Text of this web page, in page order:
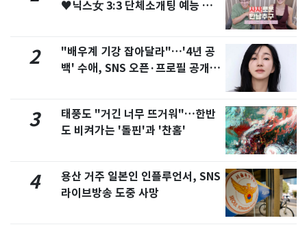
♥닉스女 3:3 단체소개팅 예능 화
2
"배우계 기강 잡아달라"…'4년 공
백' 수애, SNS 오픈·프로필 공개
3
태풍도 "거긴 너무 뜨거워"…한반
도 비켜가는 '돌핀'과 '찬홈'
4
용산 거주 일본인 인플루언서, SNS
라이브방송 도중 사망